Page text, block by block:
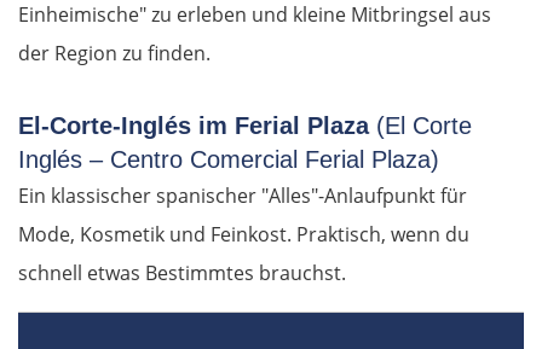
Einheimische" zu erleben und kleine Mitbringsel aus
der Region zu finden.
El-Corte-Inglés im Ferial Plaza(El Corte
Inglés – Centro Comercial Ferial Plaza)
Ein klassischer spanischer "Alles"-Anlaufpunkt für
Mode, Kosmetik und Feinkost. Praktisch, wenn du
schnell etwas Bestimmtes brauchst.
Nowy Tomyśl
Schwiebus
Deutschland Ost
Fürstenwalde